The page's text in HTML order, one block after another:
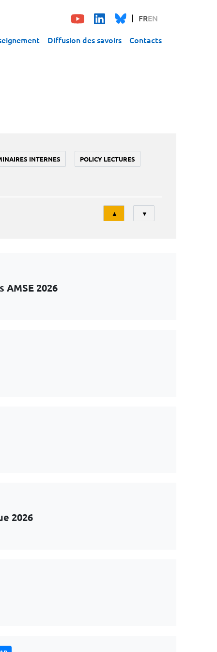
FREN
Diffusion des savoirs Contacts
INTERNES POLICY LECTURES
Tri
▲ ▼
2026
2026